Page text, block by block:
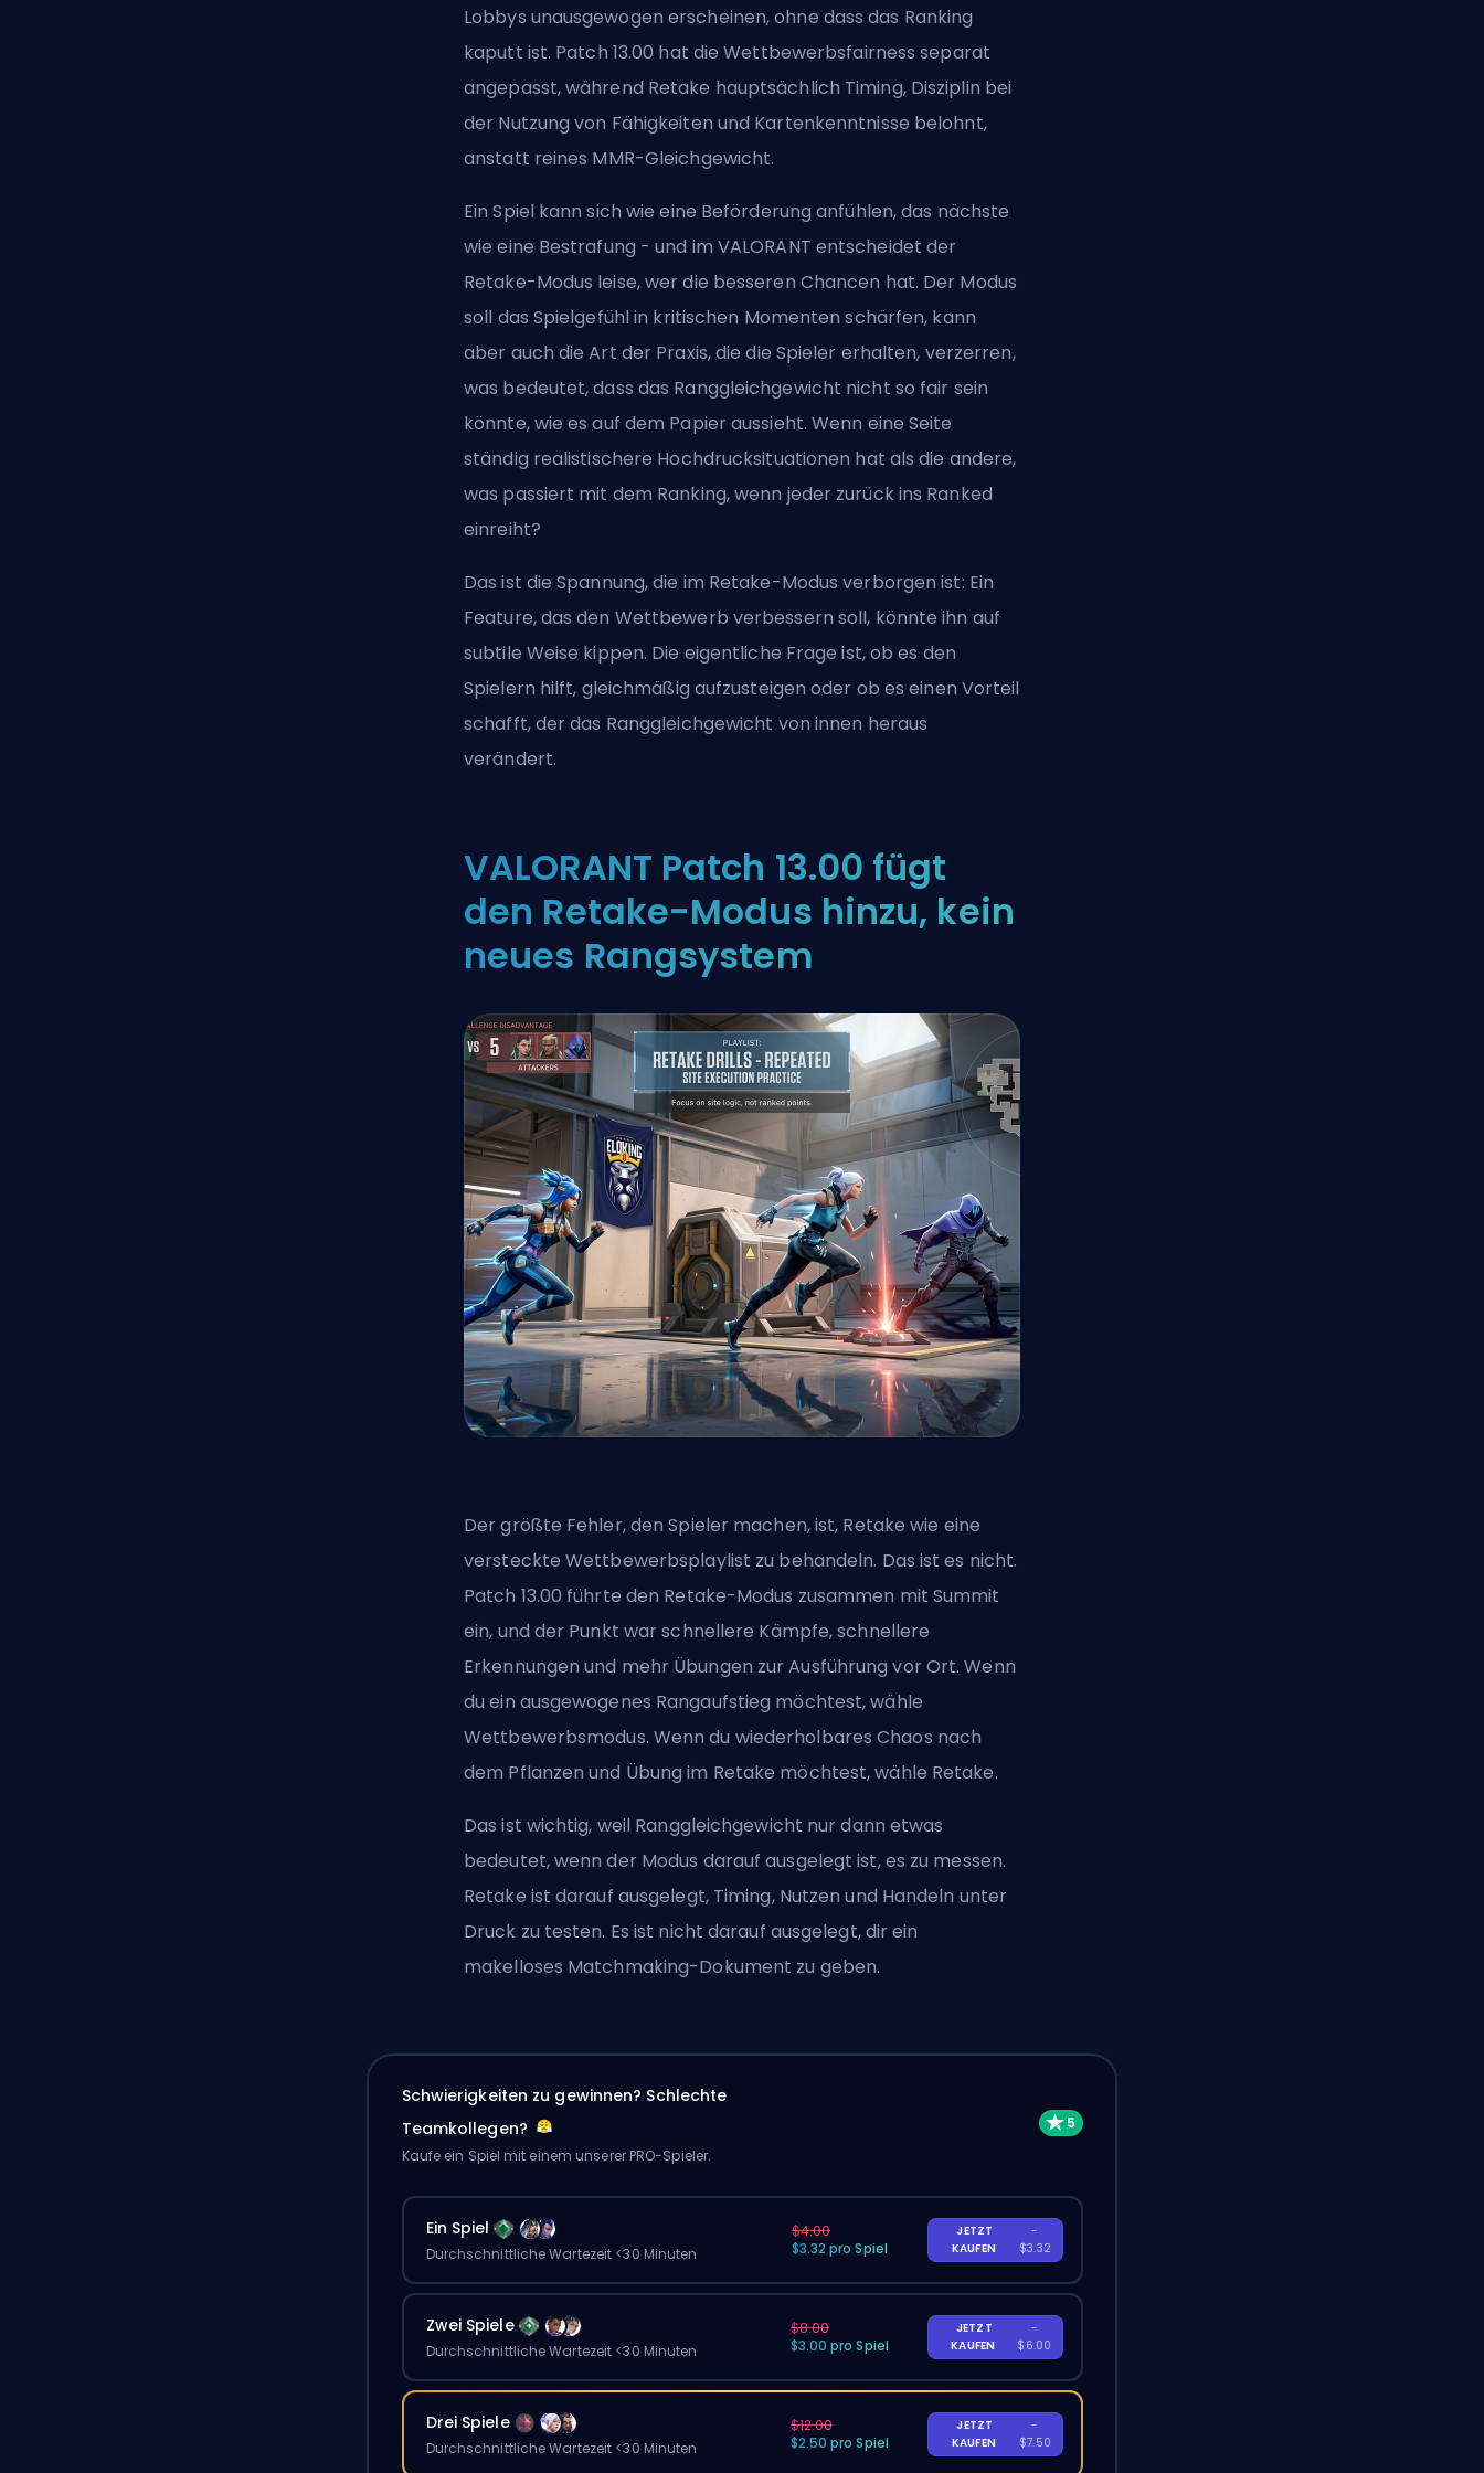
Lobbys unausgewogen erscheinen, ohne dass das Ranking
kaputt ist. Patch 13.00 hat die Wettbewerbsfairness separat
angepasst, während Retake hauptsächlich Timing, Disziplin bei
der Nutzung von Fähigkeiten und Kartenkenntnisse belohnt,
anstatt reines MMR-Gleichgewicht.
Ein Spiel kann sich wie eine Beförderung anfühlen, das nächste
wie eine Bestrafung - und im VALORANT entscheidet der
Retake-Modus leise, wer die besseren Chancen hat. Der Modus
soll das Spielgefühl in kritischen Momenten schärfen, kann
aber auch die Art der Praxis, die die Spieler erhalten, verzerren,
was bedeutet, dass das Ranggleichgewicht nicht so fair sein
könnte, wie es auf dem Papier aussieht. Wenn eine Seite
ständig realistischere Hochdrucksituationen hat als die andere,
was passiert mit dem Ranking, wenn jeder zurück ins Ranked
einreiht?
Das ist die Spannung, die im Retake-Modus verborgen ist: Ein
Feature, das den Wettbewerb verbessern soll, könnte ihn auf
subtile Weise kippen. Die eigentliche Frage ist, ob es den
Spielern hilft, gleichmäßig aufzusteigen oder ob es einen Vorteil
schafft, der das Ranggleichgewicht von innen heraus
verändert.
VALORANT Patch 13.00 fügt
den Retake-Modus hinzu, kein
neues Rangsystem
Der größte Fehler, den Spieler machen, ist, Retake wie eine
versteckte Wettbewerbsplaylist zu behandeln. Das ist es nicht.
Patch 13.00 führte den Retake-Modus zusammen mit Summit
ein, und der Punkt war schnellere Kämpfe, schnellere
Erkennungen und mehr Übungen zur Ausführung vor Ort. Wenn
du ein ausgewogenes Rangaufstieg möchtest, wähle
Wettbewerbsmodus. Wenn du wiederholbares Chaos nach
dem Pflanzen und Übung im Retake möchtest, wähle Retake.
Das ist wichtig, weil Ranggleichgewicht nur dann etwas
bedeutet, wenn der Modus darauf ausgelegt ist, es zu messen.
Retake ist darauf ausgelegt, Timing, Nutzen und Handeln unter
Druck zu testen. Es ist nicht darauf ausgelegt, dir ein
makelloses Matchmaking-Dokument zu geben.
Schwierigkeiten zu gewinnen? Schlechte
Teamkollegen?
Kaufe ein Spiel mit einem unserer PRO-Spieler.
Ein Spiel
Durchschnittliche Wartezeit <30 Minuten
$4.00
$3.32 pro Spiel
JETZT
KAUFEN
-
$3.32
Zwei Spiele
Durchschnittliche Wartezeit <30 Minuten
$8.00
$3.00 pro Spiel
JETZT
KAUFEN
-
$6.00
Drei Spiele
Durchschnittliche Wartezeit <30 Minuten
$12.00
$2.50 pro Spiel
JETZT
KAUFEN
-
$7.50